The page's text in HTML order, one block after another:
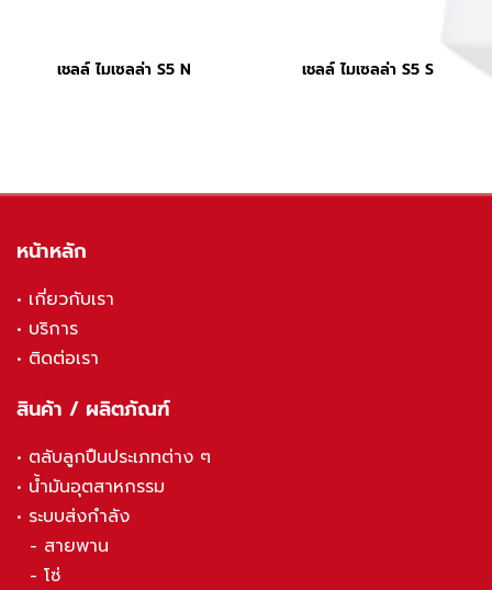
เชลล์ ไมเซลล่า S5 N เชลล์ ไมเซลล่า S5 S
หน้าหลัก
• เกี่ยวกับเรา
• บริการ
• ติดต่อเรา
สินค้า / ผลิตภัณฑ์
• ตลับลูกปืนประเภทต่าง ๆ
• น้ำมันอุตสาหกรรม
• ระบบส่งกำลัง
- สายพาน
- โซ่